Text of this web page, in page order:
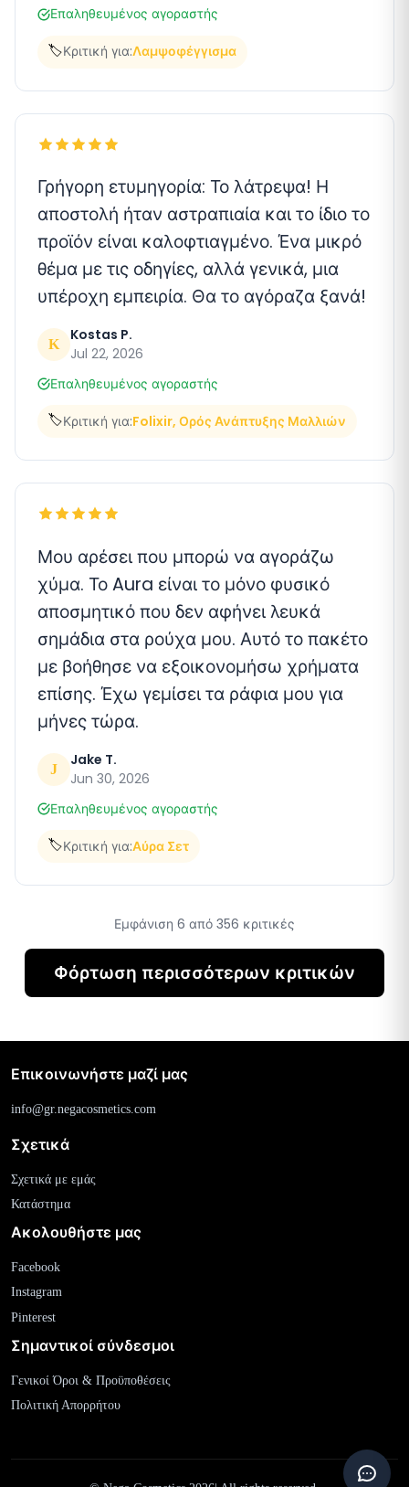
Επαληθευμένος αγοραστής
🏷️Κριτική για:Λαμψοφέγγισμα
Γρήγορη ετυμηγορία: Το λάτρεψα! Η
αποστολή ήταν αστραπιαία και το ίδιο το
προϊόν είναι καλοφτιαγμένο. Ένα μικρό
θέμα με τις οδηγίες, αλλά γενικά, μια
υπέροχη εμπειρία. Θα το αγόραζα ξανά!
K
Kostas P.
Jul 22, 2026
Επαληθευμένος αγοραστής
🏷️Κριτική για:Folixir, Ορός Ανάπτυξης Μαλλιών
Μου αρέσει που μπορώ να αγοράζω
χύμα. Το Aura είναι το μόνο φυσικό
αποσμητικό που δεν αφήνει λευκά
σημάδια στα ρούχα μου. Αυτό το πακέτο
με βοήθησε να εξοικονομήσω χρήματα
επίσης. Έχω γεμίσει τα ράφια μου για
μήνες τώρα.
J
Jake T.
Jun 30, 2026
Επαληθευμένος αγοραστής
🏷️Κριτική για:Αύρα Σετ
Εμφάνιση 6 από 356 κριτικές
Φόρτωση περισσότερων κριτικών
Σχετικά
Σχετικά με εμάς
Κατάστημα
Ακολουθήστε μας
Facebook
Instagram
Pinterest
Σημαντικοί σύνδεσμοι
Γενικοί Όροι & Προϋποθέσεις
Πολιτική Απορρήτου
Επικοινωνήστε μαζί μας
info@gr.negacosmetics.com